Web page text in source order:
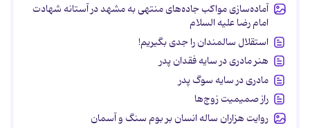
آماده‌سازی مواکب جاده‌های منتهی به مشهد در آستانه شهادت
امام رضا علیه السلام
استقلال سالمندان را جدی بگیریم!
هنر مادری در سایه‌ فقدان پدر
مادری در سایه سوگ پدر
راز صمیمیت زوج‌ها
روایت هزاران ساله انسان بر بوم سنگ و آسمان